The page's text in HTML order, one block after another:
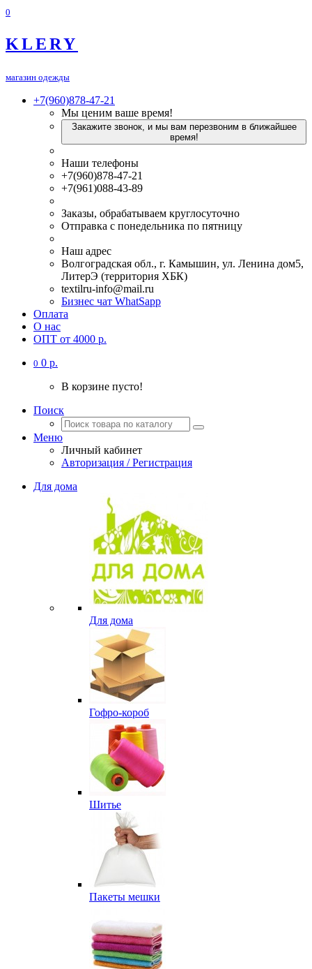
0
KLERY
магазин одежды
+7(960)878-47-21
Мы ценим ваше время!
Закажите звонок, и мы вам перезвоним в ближайшее
время!
Наши телефоны
+7(960)878-47-21
+7(961)088-43-89
Заказы, обрабатываем круглосуточно
Отправка с понедельника по пятницу
Наш адрес
Волгоградская обл., г. Камышин, ул. Ленина дом5,
ЛитерЭ (территория ХБК)
textilru-info@mail.ru
Бизнес чат WhatSapp
Оплата
О нас
ОПТ от 4000 р.
0 0 р.
В корзине пусто!
Поиск
Меню
Личный кабинет
Авторизация / Регистрация
Для дома
Для дома
Гофро-короб
Шитье
Пакеты мешки